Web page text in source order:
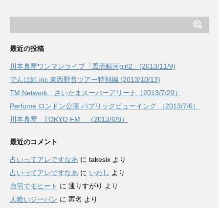
最近の投稿
川本真琴ワンマンライブ「風流銀河girl2」(2013/11/9)
でんぱ組.inc 東西野音ツアー特別編 (2013/10/13)
TM Network さいたまスーパーアリーナ（2013/7/20）
Perfume ロンドン公演 パブリックビューイング （2013/7/6）
川本真琴 TOKYO FM （2013/6/8）
最近のコメント
占いってアレですなあ に takesix より
占いってアレですなあ に いわし より
自宅でモヒート に 通りすがり より
人喰いジーパン に 匿名 より